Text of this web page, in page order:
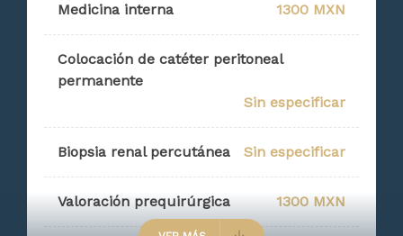
Medicina interna 1300 MXN
Colocación de catéter peritoneal
permanente
Sin especificar
Biopsia renal percutánea Sin especificar
Valoración prequirúrgica 1300 MXN